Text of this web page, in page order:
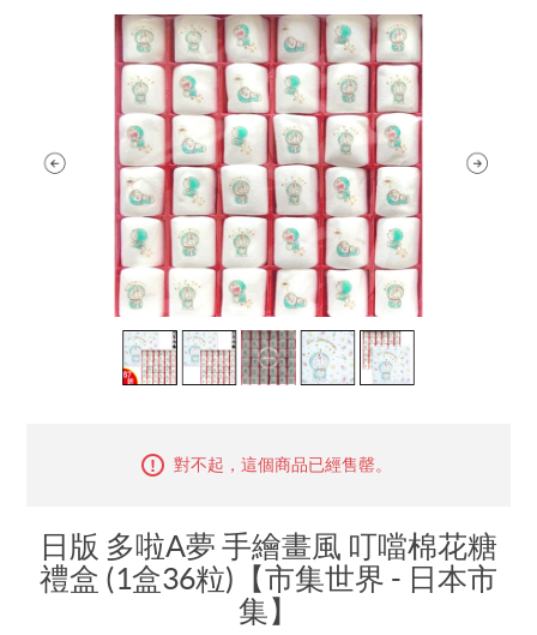
對不起，這個商品已經售罄。
日版 多啦A夢 手繪畫風 叮噹棉花糖
禮盒 (1盒36粒)【市集世界 - 日本市
集】